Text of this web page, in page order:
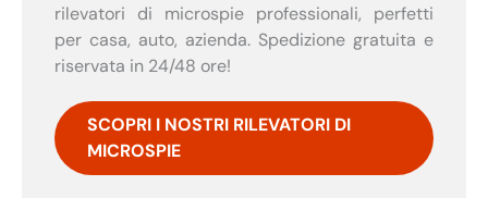
rilevatori di microspie professionali, perfetti
per casa, auto, azienda. Spedizione gratuita e
riservata in 24/48 ore!
SCOPRI I NOSTRI RILEVATORI DI
MICROSPIE